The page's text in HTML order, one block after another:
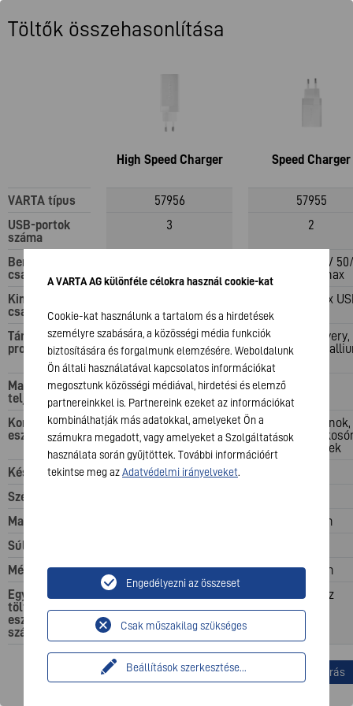
Töltők összehasonlítása
VARTA típus
USB-portok
száma
Bemeneti
csatlakozó
Kimeneti
csatlakozó
Támogatott
protokollok
Maximális
teljesítmény
Kompatibilis
eszközök
Készülékház
Szélesség
Magasság
Súly
Mélység
Egyidejűleg
tölthető
eszközök
száma
High Speed Charger Speed Charger
57956
57955
3
2
AC 100 – 240 V
Hz 1,0 A max
1x USB C PD, 1x
Töltés; Gyorstöltés;
Gallium-nitrid
Power Delivery,
gyors töltés,
65 W (megosztott)
Okostelefonok
Laptopok
Okostelefonok,
táblagépek,
és egyebek
Műanyag
36.1 mm
28 mm
30.7 mm
2 eszköz
Termék leírás Termék leírás
A VARTA AG különféle célokra használ cookie-kat
Cookie-kat használunk a tartalom és a hirdetések
személyre szabására, a közösségi média funkciók
biztosítására és forgalmunk elemzésére. Weboldalunk
Ön általi használatával kapcsolatos információkat
megosztunk közösségi médiával, hirdetési és elemző
partnereinkkel is. Partnereink ezeket az információkat
kombinálhatják más adatokkal, amelyeket Ön a
számukra megadott, vagy amelyeket a Szolgáltatások
használata során gyűjtöttek. További információért
tekintse meg azAdatvédelmi irányelveket.
Beállítások szerkesztése...
Csak műszakilag szükséges
Engedélyezni az összeset